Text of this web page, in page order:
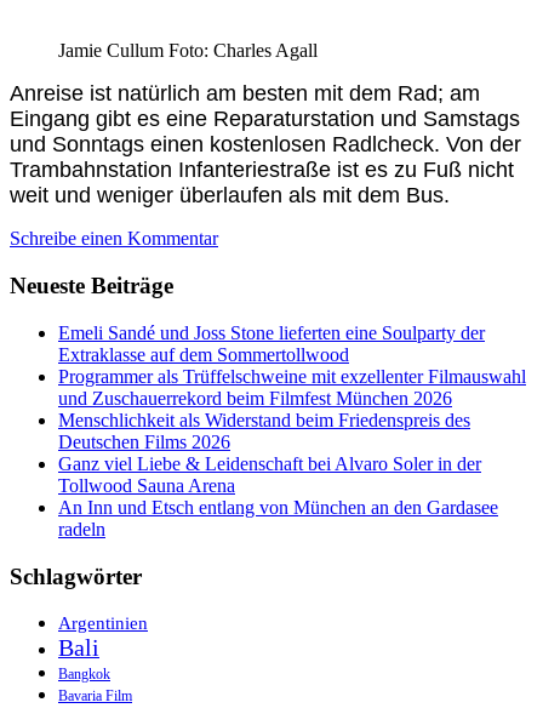
Jamie Cullum Foto: Charles Agall
Anreise ist natürlich am besten mit dem Rad; am
Eingang gibt es eine Reparaturstation und Samstags
und Sonntags einen kostenlosen Radlcheck. Von der
Trambahnstation Infanteriestraße ist es zu Fuß nicht
weit und weniger überlaufen als mit dem Bus.
Schreibe einen Kommentar
Neueste Beiträge
Emeli Sandé und Joss Stone lieferten eine Soulparty der
Extraklasse auf dem Sommertollwood
Programmer als Trüffelschweine mit exzellenter Filmauswahl
und Zuschauerrekord beim Filmfest München 2026
Menschlichkeit als Widerstand beim Friedenspreis des
Deutschen Films 2026
Ganz viel Liebe & Leidenschaft bei Alvaro Soler in der
Tollwood Sauna Arena
An Inn und Etsch entlang von München an den Gardasee
radeln
Schlagwörter
Argentinien
Bali
Bangkok
Bavaria Film